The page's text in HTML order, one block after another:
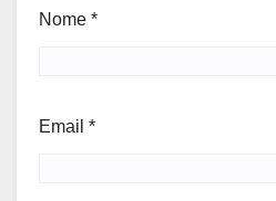
Nome *
Email *